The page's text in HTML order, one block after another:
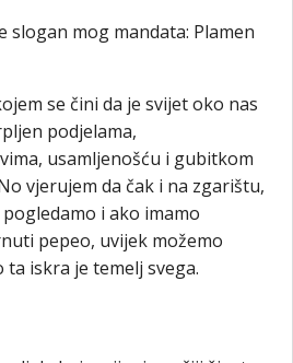
slogan mog mandata: Plamen
se čini da je svijet oko nas
podjelama,
usamljenošću i gubitkom
vjerujem da čak i na zgarištu,
i ako imamo
pepeo, uvijek možemo
iskra je temelj svega.